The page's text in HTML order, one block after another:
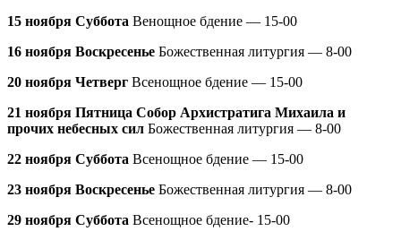
15 ноября Суббота Венощное бдение — 15-00
16 ноября Воскресенье Божественная литургия — 8-00
20 ноября Четверг Всенощное бдение — 15-00
21 ноября Пятница Собор Архистратига Михаила и
прочих небесных сил Божественная литургия — 8-00
22 ноября Суббота Всенощное бдение — 15-00
23 ноября Воскресенье Божественная литургия — 8-00
29 ноября Суббота Всенощное бдение- 15-00